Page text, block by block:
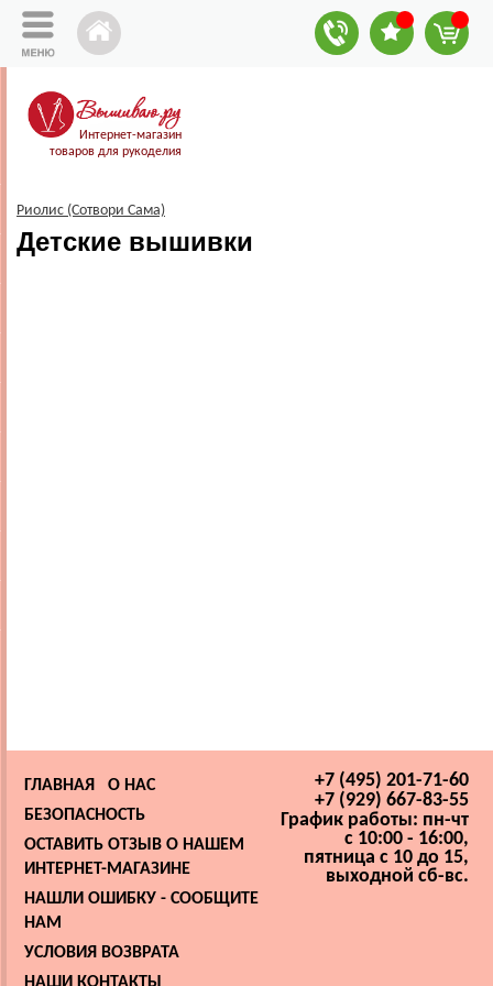
Интернет-магазин
товаров для рукоделия
Риолис (Сотвори Сама)
Детские вышивки
+7 (495) 201-71-60
+7 (929) 667-83-55
График работы: пн-чт
с 10:00 - 16:00,
пятница с 10 до 15,
выходной сб-вс.
ГЛАВНАЯ
О НАС
БЕЗОПАСНОСТЬ
ОСТАВИТЬ ОТЗЫВ О НАШЕМ
ИНТЕРНЕТ-МАГАЗИНЕ
НАШЛИ ОШИБКУ - СООБЩИТЕ
НАМ
УСЛОВИЯ ВОЗВРАТА